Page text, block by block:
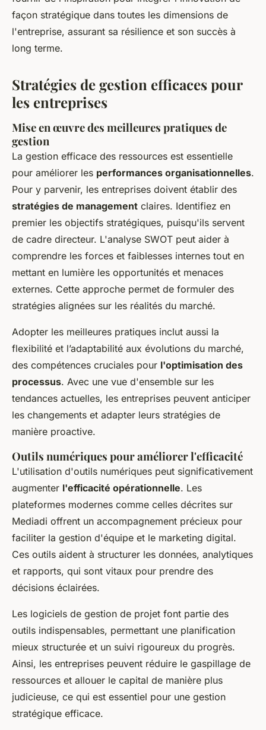
façon stratégique dans toutes les dimensions de
l'entreprise, assurant sa résilience et son succès à
long terme.
Stratégies de gestion efficaces pour
les entreprises
Mise en œuvre des meilleures pratiques de
gestion
La gestion efficace des ressources est essentielle
pour améliorer les performances organisationnelles.
Pour y parvenir, les entreprises doivent établir des
stratégies de management claires. Identifiez en
premier les objectifs stratégiques, puisqu'ils servent
de cadre directeur. L'analyse SWOT peut aider à
comprendre les forces et faiblesses internes tout en
mettant en lumière les opportunités et menaces
externes. Cette approche permet de formuler des
stratégies alignées sur les réalités du marché.
Adopter les meilleures pratiques inclut aussi la
flexibilité et l’adaptabilité aux évolutions du marché,
des compétences cruciales pour l'optimisation des
processus. Avec une vue d'ensemble sur les
tendances actuelles, les entreprises peuvent anticiper
les changements et adapter leurs stratégies de
manière proactive.
Outils numériques pour améliorer l'efficacité
L'utilisation d'outils numériques peut significativement
augmenter l'efficacité opérationnelle. Les
plateformes modernes comme celles décrites sur
Mediadi offrent un accompagnement précieux pour
faciliter la gestion d'équipe et le marketing digital.
Ces outils aident à structurer les données, analytiques
et rapports, qui sont vitaux pour prendre des
décisions éclairées.
Les logiciels de gestion de projet font partie des
outils indispensables, permettant une planification
mieux structurée et un suivi rigoureux du progrès.
Ainsi, les entreprises peuvent réduire le gaspillage de
ressources et allouer le capital de manière plus
judicieuse, ce qui est essentiel pour une gestion
stratégique efficace.